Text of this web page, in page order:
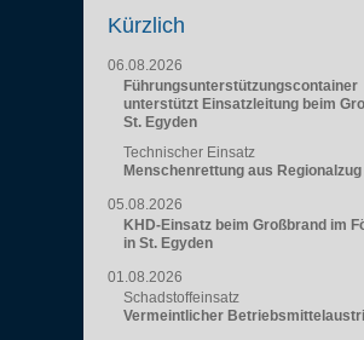
Kürzlich
06.08.2026
Führungsunterstützungscontainer
unterstützt Einsatzleitung beim
St. Egyden
Technischer Einsatz
Menschenrettung aus Regionalzug
05.08.2026
KHD-Einsatz beim Großbrand im
in St. Egyden
01.08.2026
Schadstoffeinsatz
Vermeintlicher